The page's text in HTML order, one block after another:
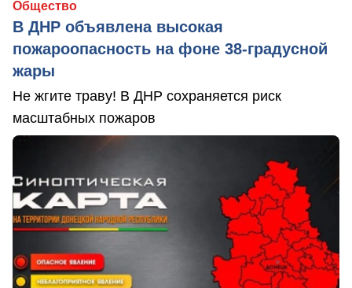
Общество
В ДНР объявлена высокая
пожароопасность на фоне 38-градусной
жары
Не жгите траву! В ДНР сохраняется риск
масштабных пожаров